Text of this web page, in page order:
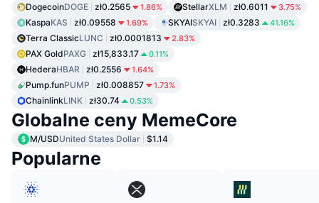
DogecoinDOGE zł0.2565 1.86% StellarXLM zł0.6011 3.75%
KaspaKAS zł0.09558 1.69% SKYAISKYAI zł0.3283 41.16%
Terra ClassicLUNC zł0.0001813 2.83%
PAX GoldPAXG zł15,833.17 0.11%
HederaHBAR zł0.2556 1.64%
Pump.funPUMP zł0.008857 1.73%
ChainlinkLINK zł30.74 0.53%
Globalne ceny MemeCore
M/USDUnited States Dollar $1.14
Popularne